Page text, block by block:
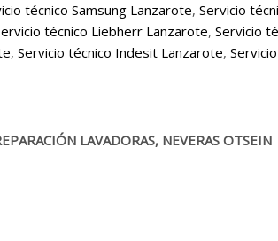
técnico Samsung Lanzarote, Servicio
técnico Liebherr Lanzarote, Servicio
, Servicio técnico Indesit Lanzarote,
LAVADORAS, NEVERAS OTSEIN